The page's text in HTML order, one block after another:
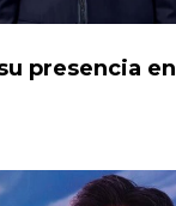
presencia en